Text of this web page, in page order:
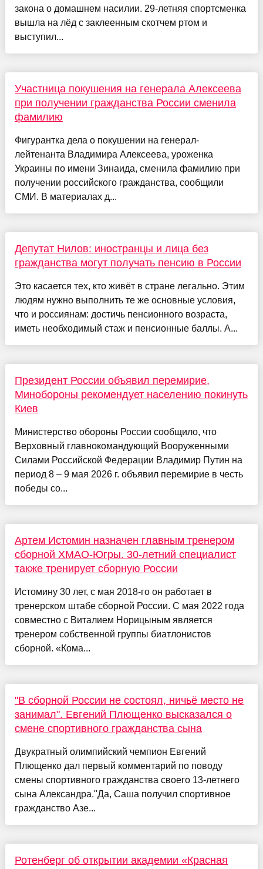
закона о домашнем насилии. 29-летняя спортсменка
вышла на лёд с заклеенным скотчем ртом и
выступил...
Участница покушения на генерала Алексеева
при получении гражданства России сменила
фамилию
Фигурантка дела о покушении на генерал-
лейтенанта Владимира Алексеева, уроженка
Украины по имени Зинаида, сменила фамилию при
получении российского гражданства, сообщили
СМИ. В материалах д...
Депутат Нилов: иностранцы и лица без
гражданства могут получать пенсию в России
Это касается тех, кто живёт в стране легально. Этим
людям нужно выполнить те же основные условия,
что и россиянам: достичь пенсионного возраста,
иметь необходимый стаж и пенсионные баллы. А...
Президент России объявил перемирие,
Минобороны рекомендует населению покинуть
Киев
Министерство обороны России сообщило, что
Верховный главнокомандующий Вооруженными
Силами Российской Федерации Владимир Путин на
период 8 – 9 мая 2026 г. объявил перемирие в честь
победы со...
Артем Истомин назначен главным тренером
сборной ХМАО-Югры. 30-летний специалист
также тренирует сборную России
Истомину 30 лет, с мая 2018-го он работает в
тренерском штабе сборной России. С мая 2022 года
совместно с Виталием Норицыным является
тренером собственной группы биатлонистов
сборной. «Кома...
"В сборной России не состоял, ничьё место не
занимал". Евгений Плющенко высказался о
смене спортивного гражданства сына
Двукратный олимпийский чемпион Евгений
Плющенко дал первый комментарий по поводу
смены спортивного гражданства своего 13-летнего
сына Александра."Да, Саша получил спортивное
гражданство Азе...
Ротенберг об открытии академии «Красная